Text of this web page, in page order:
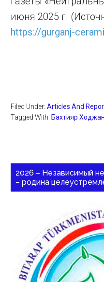
июня 2025 г.
https://gurganj-
Filed Under:Articles And
Tagged With: Бахтияр
2026 – Независимый
– родина